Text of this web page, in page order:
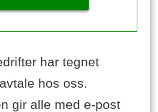
har tegnet
hos oss.
gir alle med e-post